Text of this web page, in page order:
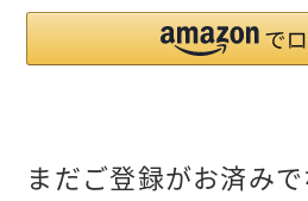
まだご登録がお済み